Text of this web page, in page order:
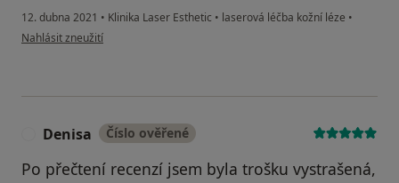
12. dubna 2021 • Klinika Laser Esthetic • laserová léčba kožní léze •
podle názoru uživatele Paní doktorka Bedřichová je absolutní profesionál !
Nahlásit zneužití
Denisa Číslo ověřené
Po přečtení recenzí jsem byla trošku vystrašená,